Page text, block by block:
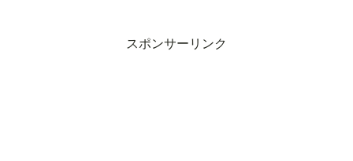
スポンサーリンク